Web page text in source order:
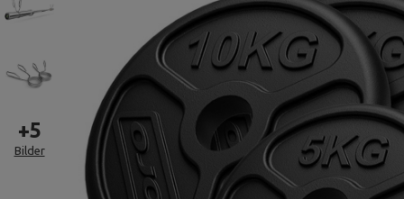
+5
Bilder